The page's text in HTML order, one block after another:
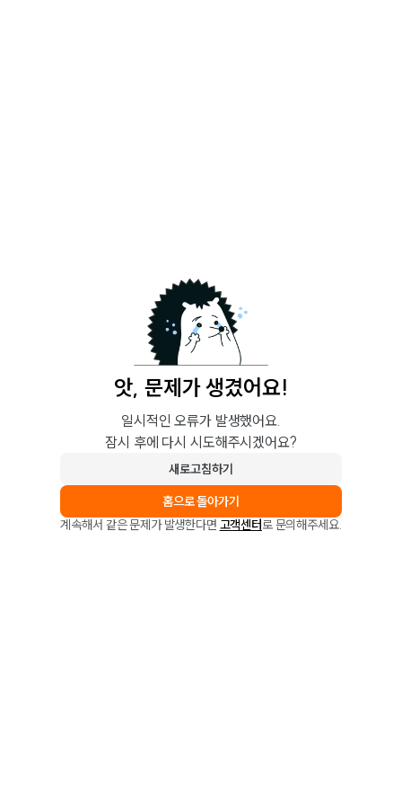
앗, 문제가 생겼어요!
일시적인 오류가 발생했어요.
잠시 후에 다시 시도해주시겠어요?
새로고침하기
홈으로 돌아가기
계속해서 같은 문제가 발생한다면 고객센터로 문의해주세요.